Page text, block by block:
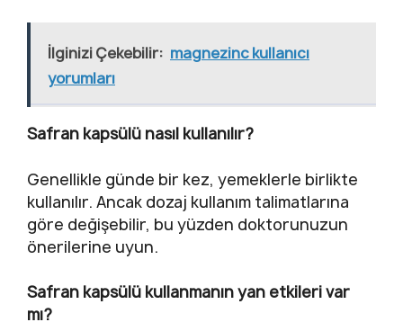
İlginizi Çekebilir: magnezinc kullanıcı
yorumları
Safran kapsülü nasıl kullanılır?
Genellikle günde bir kez, yemeklerle birlikte
kullanılır. Ancak dozaj kullanım talimatlarına
göre değişebilir, bu yüzden doktorunuzun
önerilerine uyun.
Safran kapsülü kullanmanın yan etkileri var
mı?